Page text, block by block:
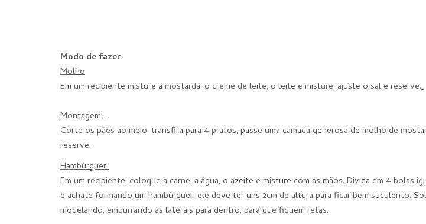
Modo de fazer:
Molho
Em um recipiente misture a mostarda, o creme de leite, o leite e misture, ajuste o sal e reserve.
Montagem:
Corte os pães ao meio, transfira para 4 pratos, passe uma camada generosa de molho de
reserve.
Hambúrguer:
Em um recipiente, coloque a carne, a água, o azeite e misture com as mãos. Divida em 4 bolas
e achate formando um hambúrguer, ele deve ter uns 2cm de altura para ficar bem suculento.
modelando, empurrando as laterais para dentro, para que fiquem retas.